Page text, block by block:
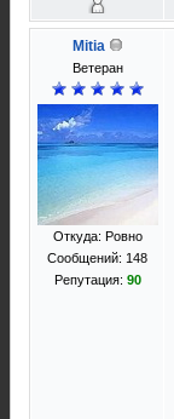
Mitia
Ветеран
Откуда: Ровно
Сообщений: 148
Репутация: 90